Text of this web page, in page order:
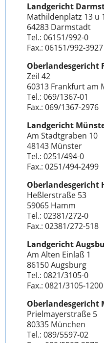
Landgericht
Mathildenplatz 13 u
64283 Darmstadt
Tel.: 06151/992-0
Fax.: 06151/992-3927
Oberlandesgericht
Zeil 42
60313 Frankfurt am
Tel.: 069/1367-01
Fax.: 069/1367-2976
Landgericht
Am Stadtgraben 10
48143 Münster
Tel.: 0251/494-0
Fax.: 0251/494-2499
Oberlandesgericht
Heßlerstraße 53
59065 Hamm
Tel.: 02381/272-0
Fax.: 02381/272-518
Landgericht
Am Alten Einlaß 1
86150 Augsburg
Tel.: 0821/3105-0
Fax.: 0821/3105-1200
Oberlandesgericht
Prielmayerstraße 5
80335 München
Tel.: 089/5597-02